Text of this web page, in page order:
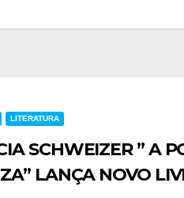
LITERATURA
SCHWEIZER ” A
LANÇA NOVO